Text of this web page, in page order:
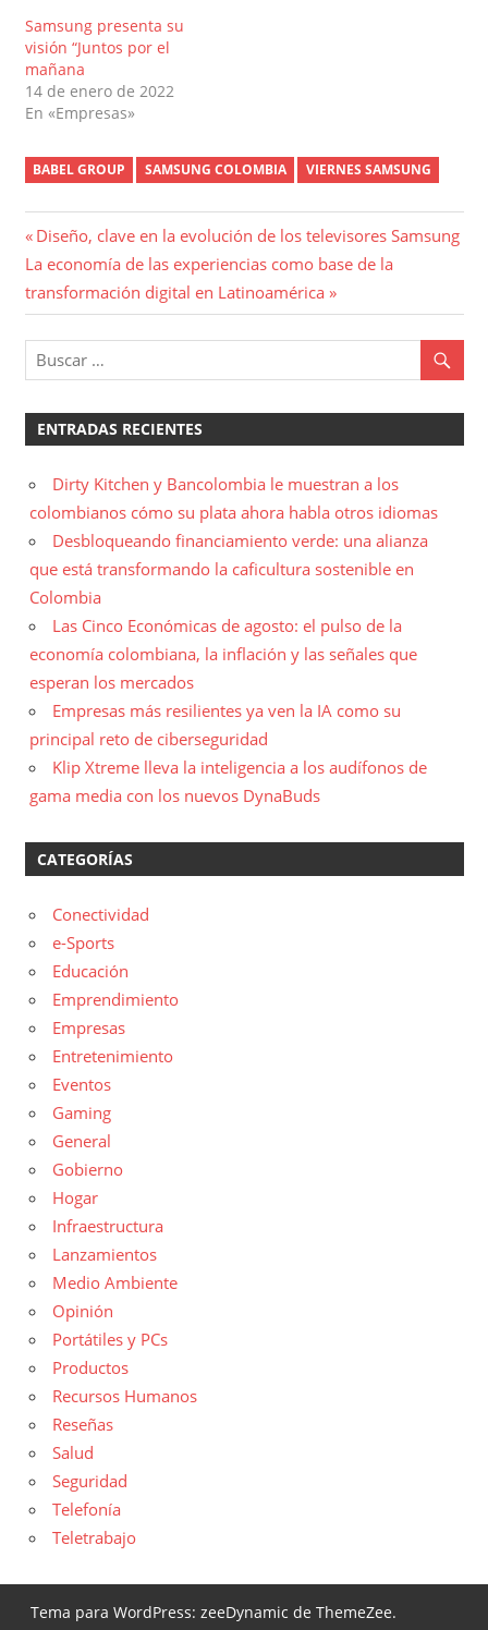
Samsung presenta su
visión “Juntos por el
mañana
14 de enero de 2022
En «Empresas»
BABEL GROUP SAMSUNG COLOMBIA VIERNES SAMSUNG
Navegación
de
entradas
Entrada
anterior:
Diseño, clave en la evolución de los televisores Samsung
Entrada
siguiente:
La economía de las experiencias como base de la
transformación digital en Latinoamérica
ENTRADAS RECIENTES
Dirty Kitchen y Bancolombia le muestran a los
colombianos cómo su plata ahora habla otros idiomas
Desbloqueando financiamiento verde: una alianza
que está transformando la caficultura sostenible en
Colombia
Las Cinco Económicas de agosto: el pulso de la
economía colombiana, la inflación y las señales que
esperan los mercados
Empresas más resilientes ya ven la IA como su
principal reto de ciberseguridad
Klip Xtreme lleva la inteligencia a los audífonos de
gama media con los nuevos DynaBuds
CATEGORÍAS
Conectividad
e-Sports
Educación
Emprendimiento
Empresas
Entretenimiento
Eventos
Gaming
General
Gobierno
Hogar
Infraestructura
Lanzamientos
Medio Ambiente
Opinión
Portátiles y PCs
Productos
Recursos Humanos
Reseñas
Salud
Seguridad
Telefonía
Teletrabajo
Tema para WordPress: zeeDynamic de ThemeZee.